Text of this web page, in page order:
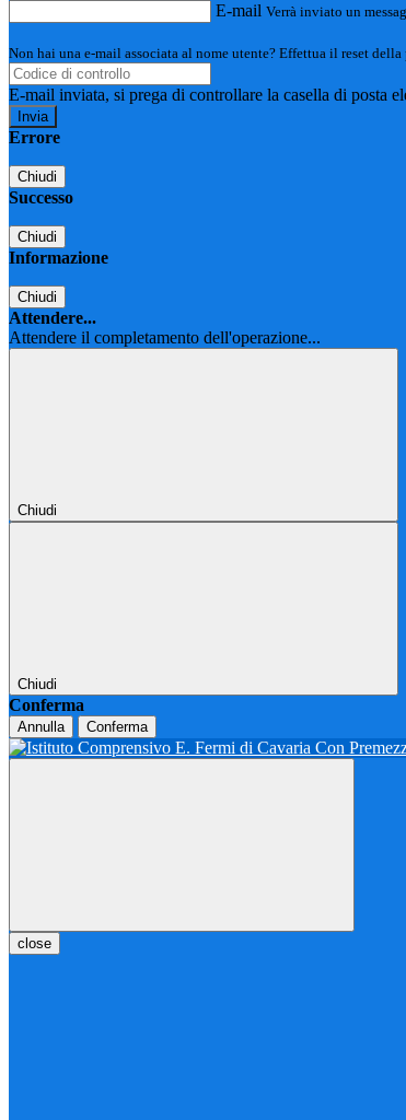
E-mail Verrà inviato un
Non hai una e-mail associata al nome utente? Effettua il reset della
E-mail inviata, si prega di controllare la casella di posta
Errore
Chiudi
Successo
Chiudi
Informazione
Chiudi
Attendere...
Attendere il completamento dell'operazione...
Chiudi
Chiudi
Conferma
Annulla Conferma
close